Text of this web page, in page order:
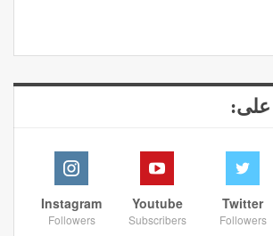
Twitter
Followers
Youtube
Subscribers
Instagram
Followers